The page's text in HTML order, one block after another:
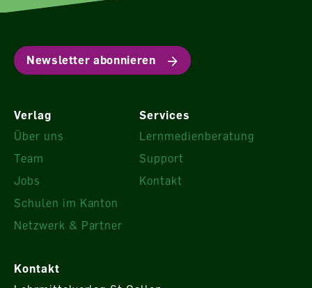
Newsletter abonnieren
Verlag
Über uns
Team
Jobs
Schulen im Kanton
Netzwerk & Partner
Services
Lernmedienberatung
Support
Kontakt
Kontakt